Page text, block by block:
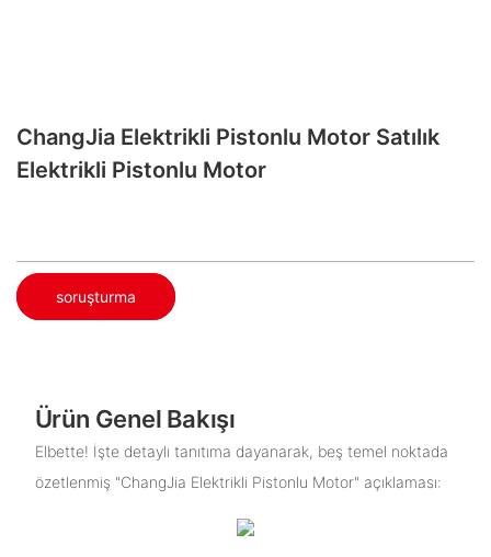
ChangJia Elektrikli Pistonlu Motor Satılık
Elektrikli Pistonlu Motor
soruşturma
Ürün Genel Bakışı
Elbette! İşte detaylı tanıtıma dayanarak, beş temel noktada
özetlenmiş "ChangJia Elektrikli Pistonlu Motor" açıklaması: